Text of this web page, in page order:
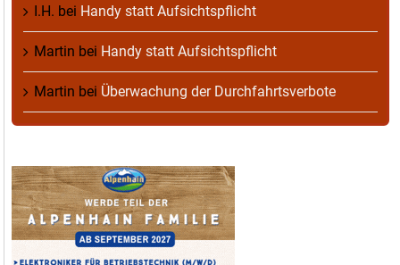
I.H. bei Handy statt Aufsichtspflicht
Martin bei Handy statt Aufsichtspflicht
Martin bei Überwachung der Durchfahrtsverbote